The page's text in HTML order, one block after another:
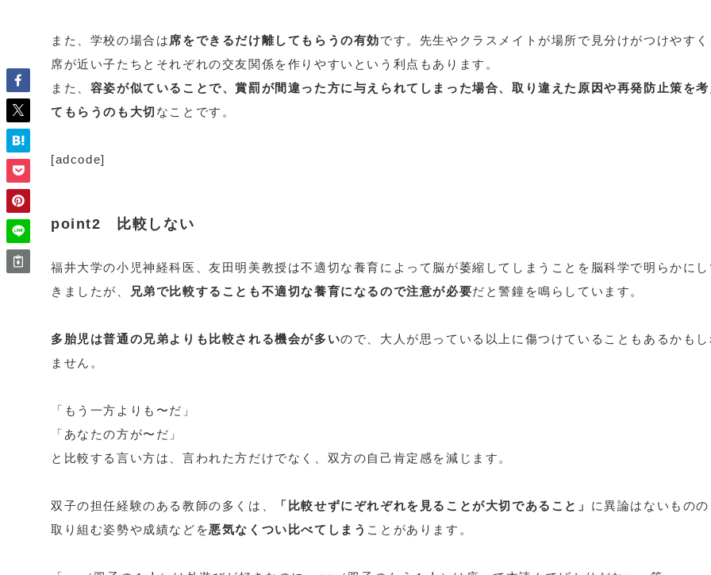
また、学校の場合は 席をできるだけ離してもらうの有効です。先生やクラスメイトが場所で見分けがつけやすく
席が近い子たちとそれぞれの交友関係を作りやすいという利点もあります。
また、 容姿が似ていることで、賞罰が間違った方に与えられてしまった場合、取り違えた原因や再発防止策を考
てもらうのも大切 なことです。
[adcode]
point2 比較しない
福井大学の小児神経科医、友田明美教授は不適切な養育によって脳が萎縮してしまうことを脳科学で明らかにし
きましたが、
兄弟で比較することも不適切な養育になるので注意が必要だと警鐘を鳴らしています。
多胎児は普通の兄弟よりも比較される機会が多いので、大人が思っている以上に傷つけていることもあるかもし
ません。
「もう一方よりも〜だ」
「あなたの方が〜だ」
と比較する言い方は、言われた方だけでなく、双方の自己肯定感を減じます。
双子の担任経験のある教師の多くは、 「比較せずにぞれぞれを見ることが大切であること」 に異論はないものの
取り組む姿勢や成績などを悪気なくつい比べてしまう ことがあります。